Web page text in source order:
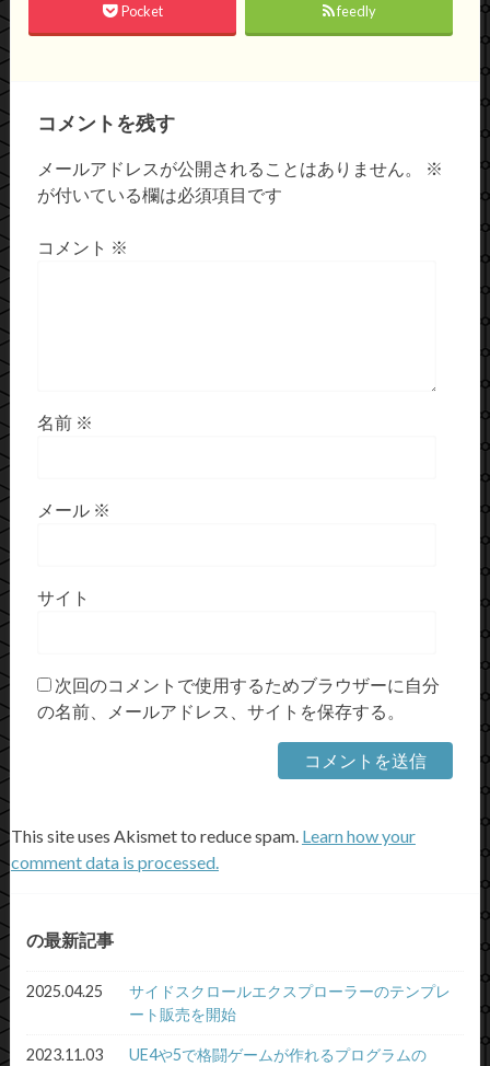
Pocket feedly
コメントを残す
メールアドレスが公開されることはありません。
※
が付いている欄は必須項目です
コメント ※
名前 ※
メール ※
サイト
次回のコメントで使用するためブラウザーに自分
の名前、メールアドレス、サイトを保存する。
This site uses Akismet to reduce spam. Learn how your
comment data is processed.
の最新記事
2025.04.25
サイドスクロールエクスプローラーのテンプレ
ート販売を開始
2023.11.03
UE4や5で格闘ゲームが作れるプログラムの